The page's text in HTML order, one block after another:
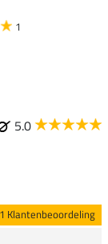
1
5.0
1 Klantenbeoordeling